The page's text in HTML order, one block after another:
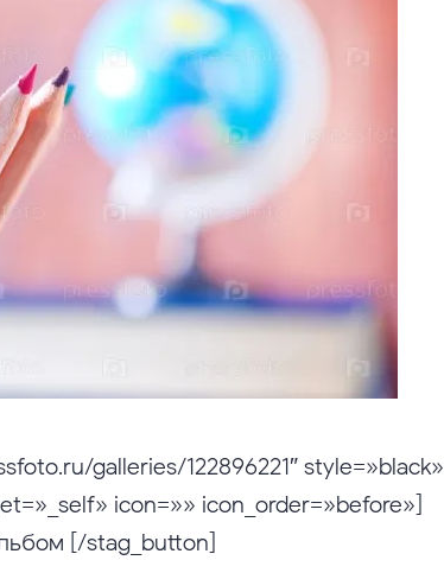
galleries/122896221″ style=»black»
icon=»» icon_order=»before»]
[/stag_button]